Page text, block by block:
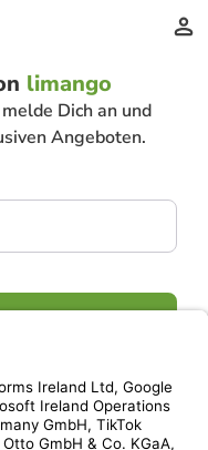
limango
Dich an und
Angeboten.